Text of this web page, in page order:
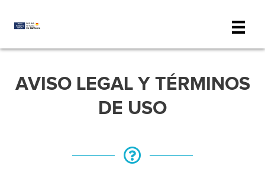
contenido
AVISO LEGAL Y TÉRMINOS
DE USO